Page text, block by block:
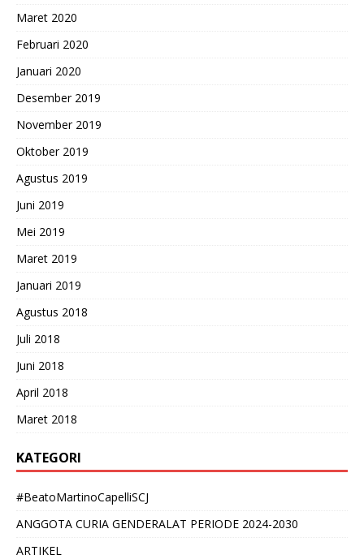
Maret 2020
Februari 2020
Januari 2020
Desember 2019
November 2019
Oktober 2019
Agustus 2019
Juni 2019
Mei 2019
Maret 2019
Januari 2019
Agustus 2018
Juli 2018
Juni 2018
April 2018
Maret 2018
KATEGORI
#BeatoMartinoCapelliSCJ
ANGGOTA CURIA GENDERALAT PERIODE 2024-2030
ARTIKEL